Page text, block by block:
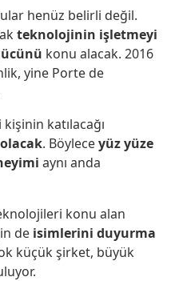
henüz belirli değil.
teknolojinin işletmeyi
konu alacak. 2016
yine Porte de
katılacağı
. Böyleceyüz yüze
aynı anda
konu alan
de isimlerini duyurma
küçük şirket, büyük